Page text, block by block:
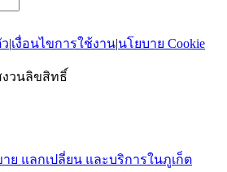
|เงื่อนไขการใช้งาน|นโยบาย Cookie
งวนลิขสิทธิ์
ย แลกเปลี่ยน และบริการในภูเก็ต